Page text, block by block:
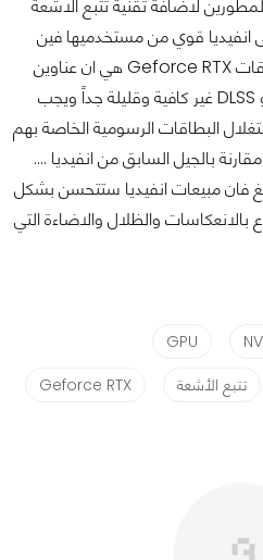
لاضافة تقنية تتبع الاشعة
انفيديا قوي من مستخدميها فين
الشكوى الرئيسية من مالكي بطاقات Geforce RTX هي ان عناوين
الالعاب التي تدعم تقنيات RTX و DLSS غير كافية وقليلة جداً ويجب
البطاقات الرسومية الخاصة بهم
بالجيل السابق من انفيديا ....
فان مبيعات انفيديا ستتحسن بشكل
بالانعكاسات والظلال والاضاءة التي
GPU
تتبع الأشعة
Geforce RTX